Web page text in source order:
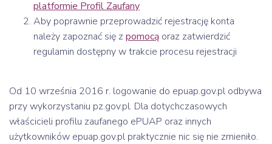
platformie Profil Zaufany
Aby poprawnie przeprowadzić rejestrację konta
należy zapoznać się zpomocą oraz zatwierdzić
regulamin dostępny w trakcie procesu rejestracji
Od 10 września 2016 r. logowanie do epuap.gov.pl odbywa
przy wykorzystaniu pz.gov.pl. Dla dotychczasowych
właścicieli profilu zaufanego ePUAP oraz innych
użytkowników epuap.gov.pl praktycznie nic się nie zmieniło.